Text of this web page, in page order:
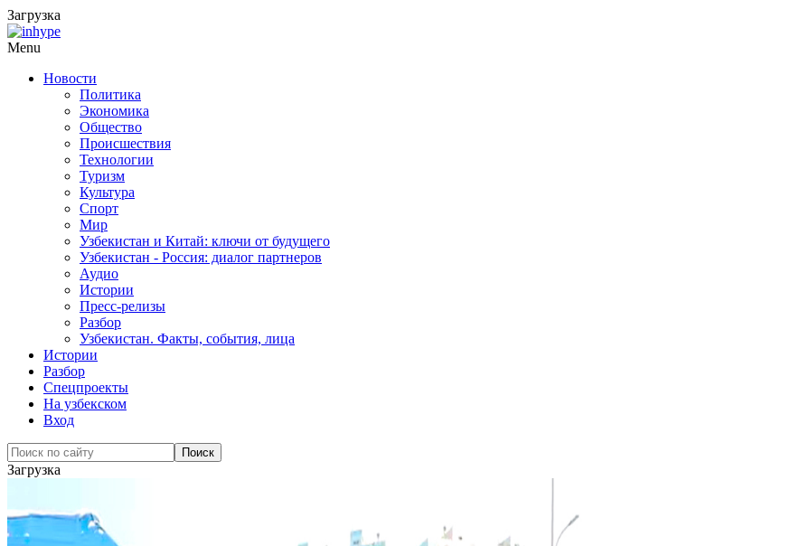
Загрузка
Menu
Новости
Политика
Экономика
Общество
Происшествия
Технологии
Туризм
Культура
Спорт
Мир
Узбекистан и Китай: ключи от будущего
Узбекистан - Россия: диалог партнеров
Аудио
Истории
Пресс-релизы
Разбор
Узбекистан. Факты, события, лица
Истории
Разбор
Спецпроекты
На узбекском
Вход
Загрузка